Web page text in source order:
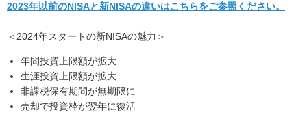
2023年以前のNISAと新NISAの違いはこちらをご参照ください。
＜2024年スタートの新NISAの魅力＞
年間投資上限額が拡大
生涯投資上限額が拡大
非課税保有期間が無期限に
売却で投資枠が翌年に復活